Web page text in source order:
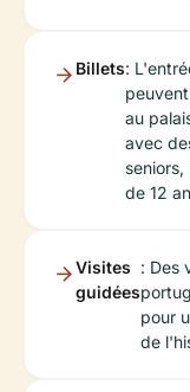
Billets:
au
avec
de 12
Visites
guidées
: Des
pour
de